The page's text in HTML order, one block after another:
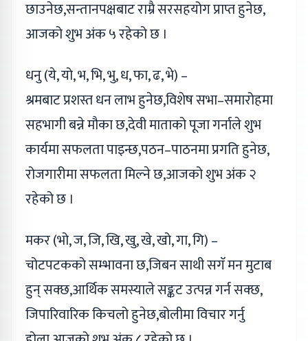
छाउनेछ,सन्तानपक्षबाट राम्रै सरसहयोग प्राप्त हुनेछ,
आजको शुभ अंक ५ रहेको छ ।
धनु (ये, यो, भ, भि, भु, ध, फा, ढ, भे) –
श्रमबाट प्रशस्त धन लाभ हुनेछ,विशेष सभा–समारोहमा
सहभागी बन्ने मौका छ,देवी माताको पूजा गर्नाले शुभ
कार्यमा सफलता पाइन्छ,पठन–पाठनमा प्रगति हुनेछ,
रोजगारीमा सफलता मिल्ने छ,आजको शुभ अंक २
रहेको छ ।
मकर (भो, ज, जि, खि, खु, खे, खो, गा, गि) –
चोटपटकको सम्भावना छ,जिबन साथी सगॅ मन मुटाब
हुन् सक्छ,आर्थिक समस्याले सङ्कट उत्पन्न गर्न सक्छ,
जिपारिवारिक किचलो हुनेछ,बोलीमा विचार गर्नु